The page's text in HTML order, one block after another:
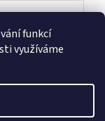
funkcí
využíváme